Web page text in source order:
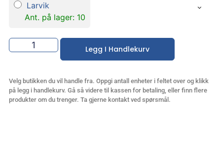
Larvik
Ant. på lager: 10
Legg I Handlekurv
Velg butikken du vil handle fra. Oppgi antall enheter i feltet over og klikk
på legg i handlekurv. Gå så videre til kassen for betaling, eller finn flere
produkter om du trenger. Ta gjerne kontakt ved spørsmål.